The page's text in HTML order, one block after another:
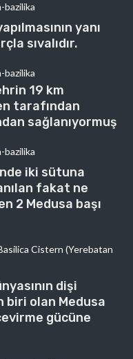
yanı
sıvalıdır.
19 km
tarafından
sağlanıyormuş
iki sütuna
fakat ne
2 Medusa başı
dişi
biri olan Medusa
gücüne